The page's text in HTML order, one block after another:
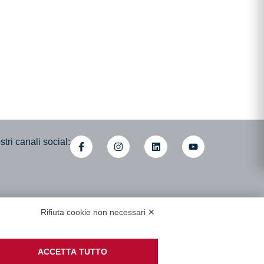
canali social:
Rifiuta cookie non necessari ✕
ACCETTA TUTTO